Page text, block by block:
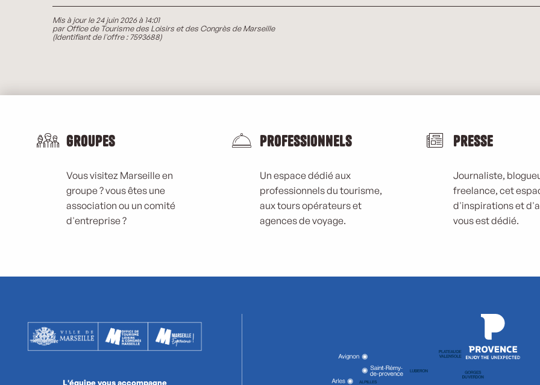
Mis à jour le 24 juin 2026 à 14:01
par Office de Tourisme des Loisirs et des Congrès de Marseille
(Identifiant de l'offre : 7593688)
Groupes
Vous visitez Marseille en
groupe ? vous êtes une
association ou un comité
d'entreprise ?
Professionnels
Un espace dédié aux
professionnels du tourisme,
aux tours opérateurs et
agences de voyage.
Presse
Journaliste,
freelance, cet
d'inspirations et
vous est dédié.
L'équipe vous accompagne